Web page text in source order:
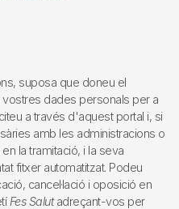
suposa que doneu el
dades personals per a
a través d'aquest portal i, si
amb les administracions o
la tramitació, i la seva
fitxer automatitzat. Podeu
cancel·lació i oposició en
Fes Salutadreçant-vos per